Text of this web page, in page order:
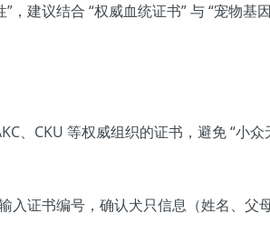
，建议结合 “权威血统证书” 与 “宠物基
、CKU 等权威组织的证书，避免 “小众
入证书编号，确认犬只信息（姓名、父